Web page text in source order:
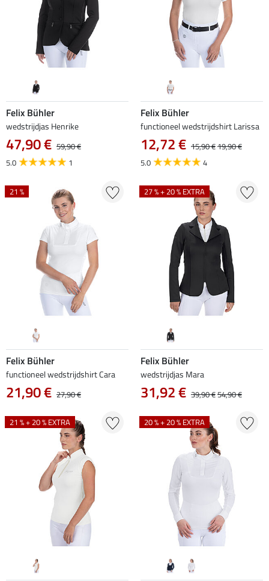
Felix Bühler
wedstrijdjas Henrike
47,90 € 59,90 €
5.0
1
Felix Bühler
functioneel wedstrijdshirt Larissa
12,72 € 15,90 €19,90 €
5.0
4
21 %
Felix Bühler
functioneel wedstrijdshirt Cara
21,90 € 27,90 €
27 % + 20 % EXTRA
Felix Bühler
wedstrijdjas Mara
31,92 € 39,90 €54,90 €
21 % + 20 % EXTRA 20 % + 20 % EXTRA